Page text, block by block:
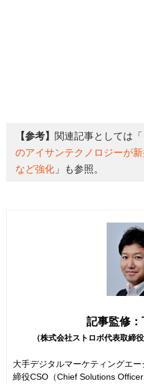
【参考】 関連記事としては「
のアイサンテクノロジーが
など強化 」も参照。
記事監修
（株式会社ストロボ代表取締
大手デジタルマーケティングエ
締役CSO（Chief Solutions